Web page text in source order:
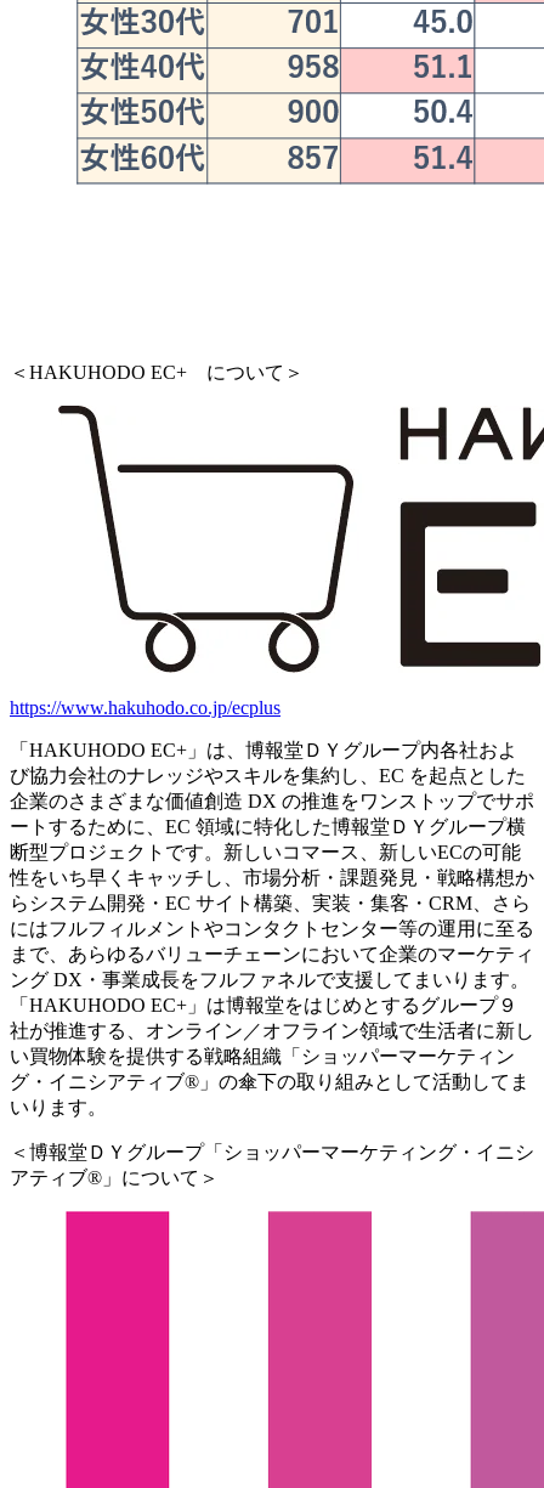
＜HAKUHODO EC+ について＞
https://www.hakuhodo.co.jp/ecplus
「HAKUHODO EC+」は、博報堂ＤＹグループ内各社およ
び協⼒会社のナレッジやスキルを集約し、EC を起点とした
企業のさまざまな価値創造 DX の推進をワンストップでサポ
ートするために、EC 領域に特化した博報堂ＤＹグループ横
断型プロジェクトです。新しいコマース、新しいECの可能
性をいち早くキャッチし、市場分析・課題発⾒・戦略構想か
らシステム開発・EC サイト構築、実装・集客・CRM、さら
にはフルフィルメントやコンタクトセンター等の運⽤に⾄る
まで、あらゆるバリューチェーンにおいて企業のマーケティ
ング DX・事業成⻑をフルファネルで⽀援してまいります。
「HAKUHODO EC+」は博報堂をはじめとするグループ９
社が推進する、オンライン／オフライン領域で生活者に新し
い買物体験を提供する戦略組織「ショッパーマーケティン
グ・イニシアティブ®」の傘下の取り組みとして活動してま
いります。
＜博報堂ＤＹグループ「ショッパーマーケティング・イニシ
アティブ®」について＞